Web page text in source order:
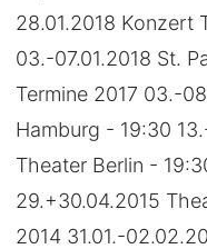
28.01.2018 Konzert
03.-07.01.2018 St.
Termine 2017 03.-
Hamburg - 19:30
Theater Berlin -
29.+30.04.2015
2014 31.01.-